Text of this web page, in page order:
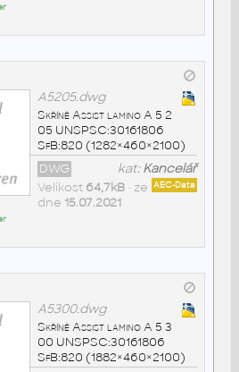
A5205.dwg
Skříně Assist lamino A 5 2
05 UNSPSC:30161806
SfB:820 (1282×460×2100)
kat:Kancelář
DWG
AEC-Data
Velikost 64,7kB• ze
dne 15.07.2021
A5300.dwg
Skříně Assist lamino A 5 3
00 UNSPSC:30161806
SfB:820 (1882×460×2100)